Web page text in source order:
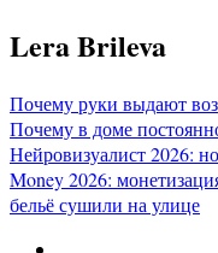
Перейти
к
Lera Brileva
Почему руки выдают
Почему в доме
Нейровизуалист 2026:
Money 2026:
бельё сушили на улице